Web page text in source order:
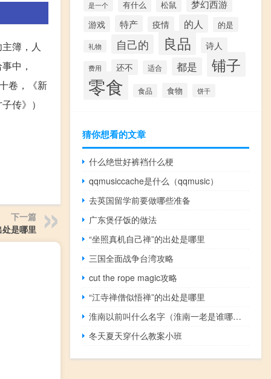
簿，人
中，
卷，《新
传》）
下一篇
处是哪里
是一个 有什么 松鼠 梦幻西游
游戏 特产 疫情 的人 的是
礼物 自己的 良品 诗人
费用 还不 适合 都是 铺子
零食 食品 食物 饼干
猜你想看的文章
什么绝世好裤裆什么梗
qqmusiccache是什么（qqmusic）
去英国留学前要做哪些准备
广东煲仔饭的做法
“坐照真机自己禅”的出处是哪里
三国全面战争台湾攻略
cut the rope magic攻略
“江寺禅僧似悟禅”的出处是哪里
淮南以前叫什么名字（淮南一老是谁哪个朝代）
冬天夏天穿什么教案小班